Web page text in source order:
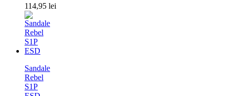
114,95 lei
Sandale
Rebel
S1P